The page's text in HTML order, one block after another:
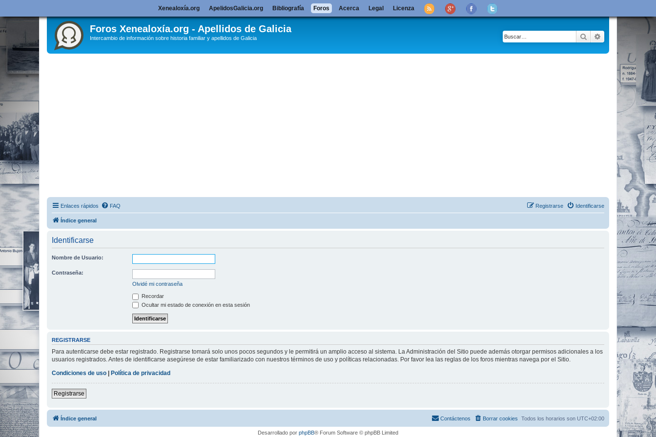
Foros Xenealoxía.org - Apellidos de Galicia
Intercambio de información sobre historia familiar y apellidos de Galicia Buscar Búsqueda
Enlaces rápidos FAQ Identificarse
Registrarse
Índice general
Identificarse
Nombre de Usuario:
Contraseña:
Olvidé mi contraseña
Recordar
Ocultar mi estado de conexión en esta sesión
REGISTRARSE
Para autenticarse debe estar registrado. Registrarse tomará solo unos pocos segundos y le permitirá un amplio acceso al sistema. La Administración del Sitio puede además otorgar permisos adicionales a los
usuarios registrados. Antes de identificarse asegúrese de estar familiarizado con nuestros términos de uso y políticas relacionadas. Por favor lea las reglas de los foros mientras navega por el Sitio.
Condiciones de uso | Política de privacidad
Registrarse
Xenealoxía.org ApelidosGalicia.org Bibliografía Foros Acerca Legal Licenza
Índice general Todos los horarios son UTC+02:00
Borrar cookies
Contáctenos
Desarrollado por phpBB® Forum Software © phpBB Limited